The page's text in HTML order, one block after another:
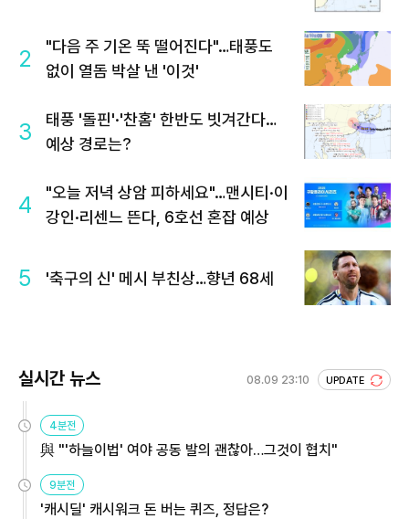
2
"다음 주 기온 뚝 떨어진다"…태풍도
없이 열돔 박살 낸 '이것'
3
태풍 '돌핀'·'찬홈' 한반도 빗겨간다…
예상 경로는?
4
"오늘 저녁 상암 피하세요"…맨시티·이
강인·리센느 뜬다, 6호선 혼잡 예상
5 '축구의 신' 메시 부친상…향년 68세
실시간 뉴스 08.09 23:10 UPDATE
4분전
與 "'하늘이법' 여야 공동 발의 괜찮아…그것이 협치"
9분전
'캐시딜' 캐시워크 돈 버는 퀴즈, 정답은?